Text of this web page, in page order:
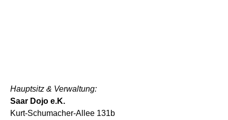
Hauptsitz & Verwaltung:
Saar Dojo e.K.
Kurt-Schumacher-Allee 131b